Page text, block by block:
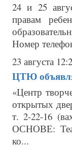
24 и 25
правам
Номер
23 августа
ЦТЮ
«Центр
открытых
т. 2-22-16
ОСНОВЕ:
ко...